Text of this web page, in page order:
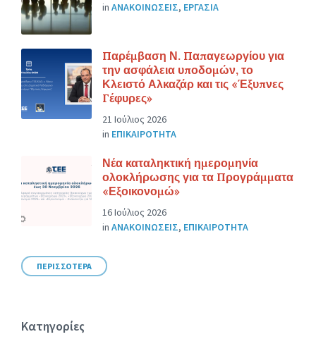
in ΑΝΑΚΟΙΝΩΣΕΙΣ, ΕΡΓΑΣΙΑ
Παρέμβαση Ν. Παπαγεωργίου για
την ασφάλεια υποδομών, το
Κλειστό Αλκαζάρ και τις «Έξυπνες
Γέφυρες»
21 Ιούλιος 2026
in ΕΠΙΚΑΙΡΟΤΗΤΑ
Νέα καταληκτική ημερομηνία
ολοκλήρωσης για τα Προγράμματα
«Εξοικονομώ»
16 Ιούλιος 2026
in ΑΝΑΚΟΙΝΩΣΕΙΣ, ΕΠΙΚΑΙΡΟΤΗΤΑ
ΠΕΡΙΣΣΟΤΕΡΑ
Κατηγορίες